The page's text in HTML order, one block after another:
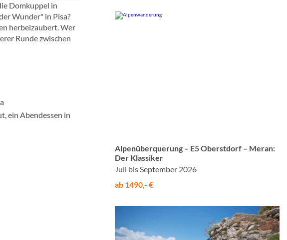
Domkuppel in
Wunder" in Pisa?
herbeizaubert. Wer
Runde zwischen
ein Abendessen in
Alpenüberquerung – E5 Oberstdorf – Meran:
Der Klassiker
Juli bis September 2026
ab 1490,- €